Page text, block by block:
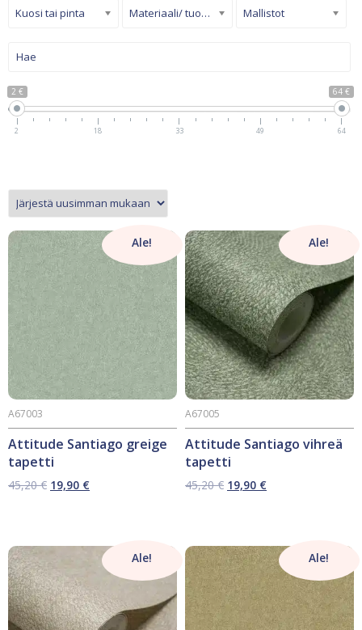
2 € 64 €
2 18 33 49 64
Kuosi tai pinta Materiaali/ tuotetyyppi Mallistot
Ale!
Attitude Santiago greige
tapetti
A67003
45,20€ Alkuperäinen
19,90 €Nykyinen
Ale!
Attitude Santiago vihreä
tapetti
A67005
45,20€ Alkuperäinen
19,90 €Nykyinen
Ale!
Ale!